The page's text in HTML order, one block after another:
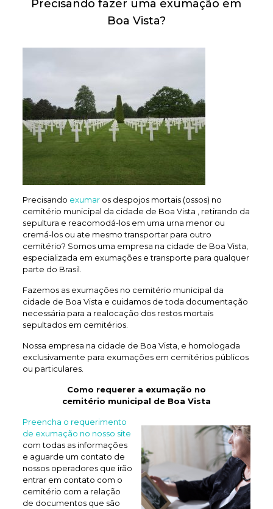
Precisando fazer uma exumação em
Boa Vista?
Precisando exumaros despojos mortais (ossos) no
cemitério municipal da cidade de Boa Vista , retirando da
sepultura e reacomodá-los em uma urna menor ou
cremá-los ou ate mesmo transportar para outro
cemitério? Somos uma empresa na cidade de Boa Vista,
especializada em exumações e transporte para qualquer
parte do Brasil.
Fazemos as exumações no cemitério municipal da
cidade de Boa Vista e cuidamos de toda documentação
necessária para a realocação dos restos mortais
sepultados em cemitérios.
Nossa empresa na cidade de Boa Vista, e homologada
exclusivamente para exumações em cemitérios públicos
ou particulares.
Como requerer a exumação no
cemitério municipal de Boa Vista
Preencha o requerimento
de exumação no nosso site
com todas as informações
e aguarde um contato de
nossos operadores que irão
entrar em contato com o
cemitério com a relação
de documentos que são